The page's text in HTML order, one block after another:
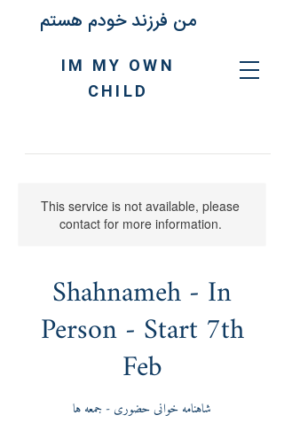
IM MY OWN
CHILD
من فرزند خودم هستم
This service is not available, please
contact for more information.
Shahnameh - In
Person - Start 7th
Feb
شاهنامه خوانی حضوری - جمعه ها